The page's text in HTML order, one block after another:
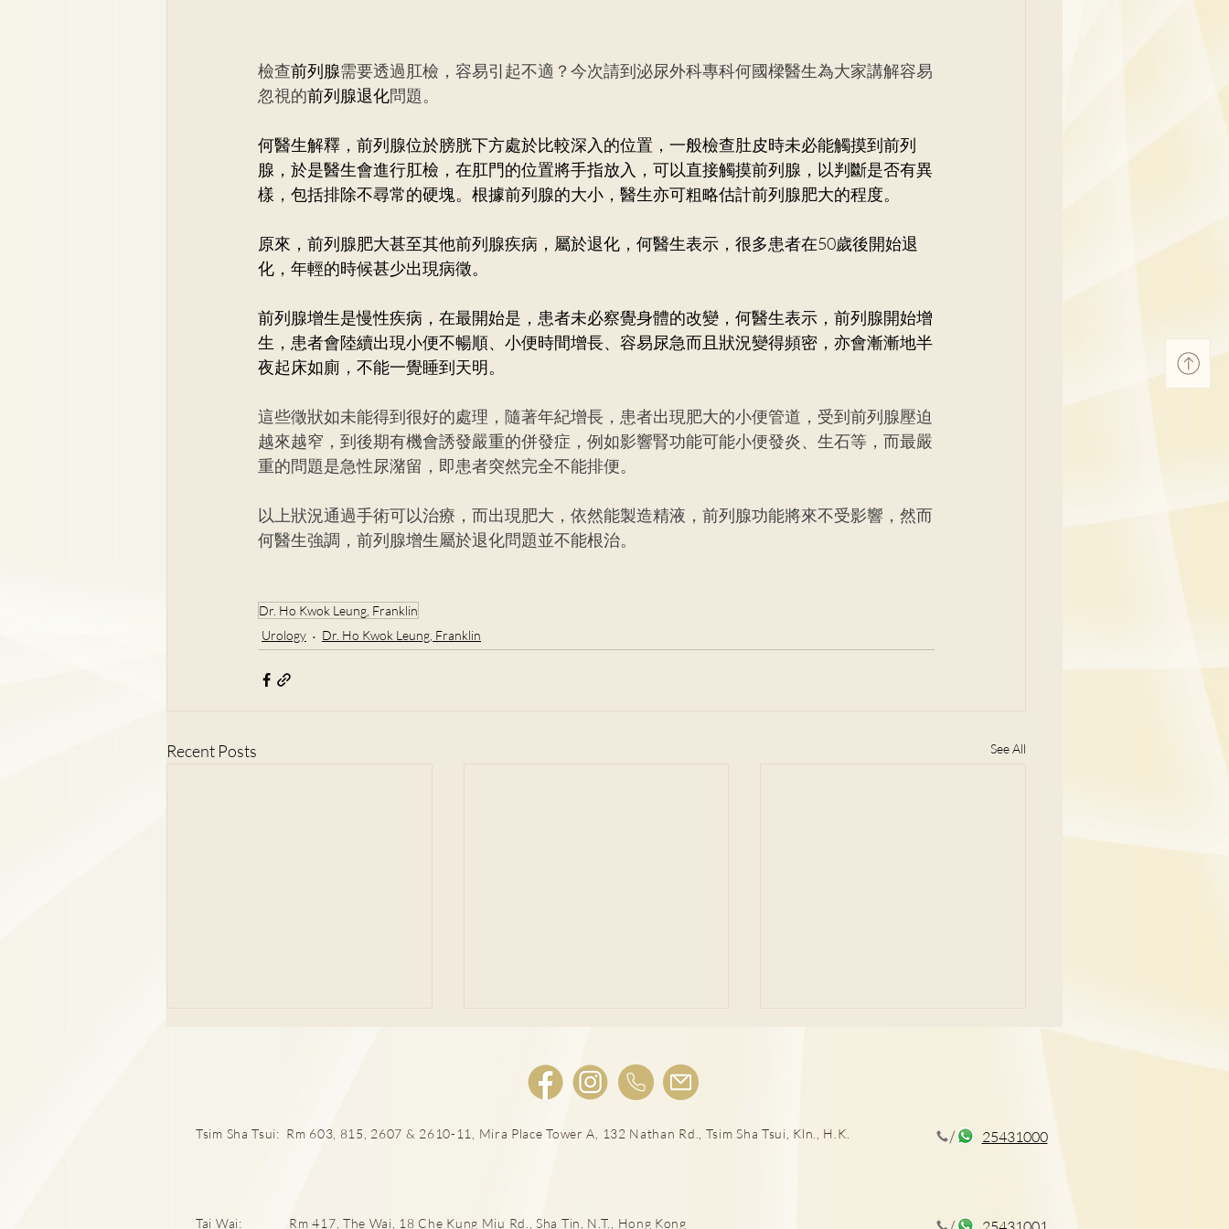
檢查前列腺需要透過肛檢，容易引起不適？今次請到泌尿外科專科何國樑醫生為大家講解容易
忽視的前列腺退化問題。
何醫生解釋，前列腺位於膀胱下方處於比較深入的位置，一般檢查肚皮時未必能觸摸到前列
腺，於是醫生會進行肛檢，在肛門的位置將手指放入，可以直接觸摸前列腺，以判斷是否有異
樣，包括排除不尋常的硬塊。根據前列腺的大小，醫生亦可粗略估計前列腺肥大的程度。
原來，前列腺肥大甚至其他前列腺疾病，屬於退化，何醫生表示，很多患者在50歲後開始退
化，年輕的時候甚少出現病徵。
前列腺增生是慢性疾病，在最開始是，患者未必察覺身體的改變，何醫生表示，前列腺開始增
生，患者會陸續出現小便不暢順、小便時間增長、容易尿急而且狀況變得頻密，亦會漸漸地半
夜起床如廁，不能一覺睡到天明。
這些徵狀如未能得到很好的處理，隨著年紀增長，患者出現肥大的小便管道，受到前列腺壓迫
越來越窄，到後期有機會誘發嚴重的併發症，例如影響腎功能可能小便發炎、生石等，而最嚴
重的問題是急性尿潴留，即患者突然完全不能排便。
以上狀況通過手術可以治療，而出現肥大，依然能製造精液，前列腺功能將來不受影響，然而
何醫生強調，前列腺增生屬於退化問題並不能根治。
Dr. Ho Kwok Leung, Franklin
Urology
Dr. Ho Kwok Leung, Franklin
Recent Posts See All
Tsim Sha Tsui: Rm 603, 815, 2607 & 2610-11, Mira Place Tower A, 132 Nathan Rd., Tsim Sha Tsui, Kln., H.K. 25431000
Tai Wai: Rm 417, The Wai, 18 Che Kung Miu Rd., Sha Tin, N.T., Hong Kong